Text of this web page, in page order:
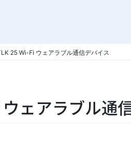
25 Wi-Fi ウェアラブル通信デバイス
ェアラブル通